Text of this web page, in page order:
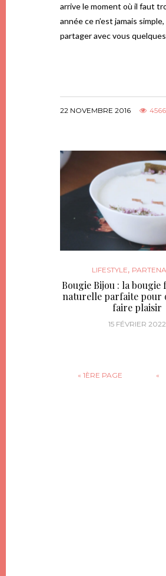
arrive le moment où il faut
annéece n’est jamais
partager avec vous
22 NOVEMBRE 2016 4566
LIFESTYLE,
Bougie Bijou : la bougie
naturelle parfaite pour
faire plaisir
15 FÉVRIER 2022
« 1ÈRE PAGE «